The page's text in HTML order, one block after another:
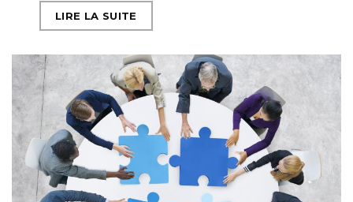
LIRE LA SUITE